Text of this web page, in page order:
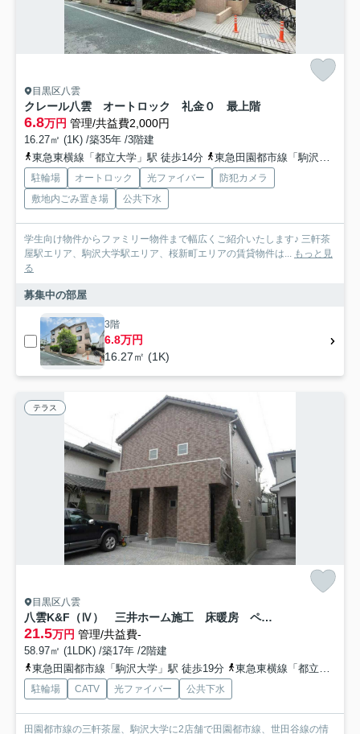
目黒区八雲
クレール八雲 オートロック 礼金０ 最上階
6.8万円 管理/共益費2,000円
16.27㎡ (1K) /築35年 /3階建
東急東横線「都立大学」駅 徒歩14分
東急田園都市線「駒沢大学」駅 徒歩18分
駐輪場 オートロック 光ファイバー
防犯カメラ
敷地内ごみ置き場
公共下水
学生向け物件からファミリー物件まで幅広くご紹介いたします♪ 三軒茶
屋駅エリア、駒沢大学駅エリア、桜新町エリアの賃貸物件は... もっと見
る
募集中の部屋
3階
6.8万円
16.27㎡ (1K)
テラス
目黒区八雲
八雲K&F（Ⅳ） 三井ホーム施工 床暖房 ペット相談
21.5万円 管理/共益費-
58.97㎡ (1LDK) /築17年 /2階建
東急田園都市線「駒沢大学」駅 徒歩19分
東急東横線「都立大学」駅 徒歩16分
駐輪場 CATV 光ファイバー 公共下水
田園都市線の三軒茶屋、駒沢大学に2店舗で田園都市線、世田谷線の情